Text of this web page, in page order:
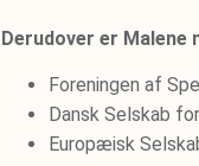
Derudover er Malene
Foreningen af
Dansk Selskab
Europæisk